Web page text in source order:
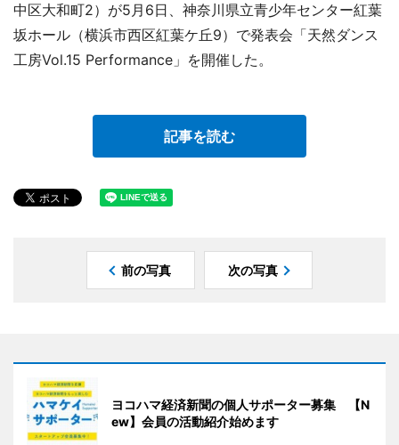
中区大和町2）が5月6日、神奈川県立青少年センター紅葉
坂ホール（横浜市西区紅葉ケ丘9）で発表会「天然ダンス
工房Vol.15 Performance」を開催した。
記事を読む
前の写真 次の写真
ヨコハマ経済新聞の個人サポーター募集 【N
ew】会員の活動紹介始めます